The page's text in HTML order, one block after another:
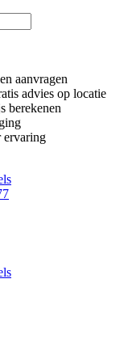
aanvragen
advies op locatie
berekenen
ervaring